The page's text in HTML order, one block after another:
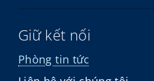
Giữ kết nối
Phòng tin tức